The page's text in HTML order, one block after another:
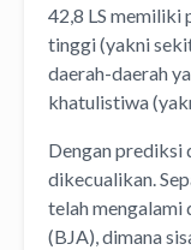
42,8 LS memiliki
tinggi (yakni
daerah-daerah
khatulistiwa
Dengan prediksi
dikecualikan.
telah mengalami
(BJA), dimana